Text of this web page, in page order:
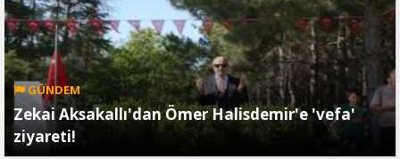
GÜNDEM
Zekai Aksakallı'dan Ömer Halisdemir'e 'vefa'
ziyareti!